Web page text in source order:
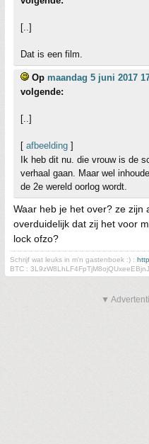
[..]
Dat is een film.
Op maandag 5 juni 2017
volgende:
[..]
[ afbeelding ]
Ik heb dit nu. die vrouw is de
verhaal gaan. Maar wel
de 2e wereld oorlog wordt.
Waar heb je het over? ze zijn
overduidelijk dat zij het voor
lock ofzo?
Schrijf wat leuks in m'n gastenboek :) :
BTC :
▼